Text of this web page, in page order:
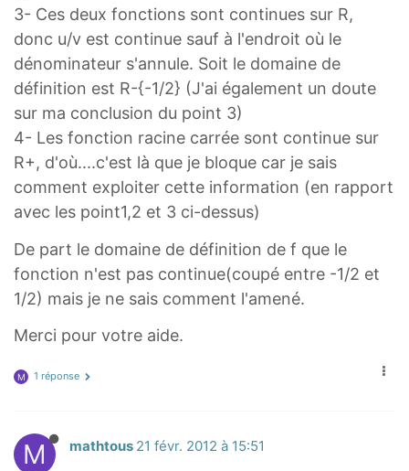
,
∞
D
]
-
3- Ces deux fonctions sont continues sur R,
donc u/v est continue sauf à l'endroit où le
dénominateur s'annule. Soit le domaine de
définition est R-{-1/2} (J'ai également un doute
sur ma conclusion du point 3)
4- Les fonction racine carrée sont continue sur
R+, d'où....c'est là que je bloque car je sais
comment exploiter cette information (en rapport
avec les point1,2 et 3 ci-dessus)
De part le domaine de définition de f que le
fonction n'est pas continue(coupé entre -1/2 et
1/2) mais je ne sais comment l'amené.
Merci pour votre aide.
M 1 réponse
M mathtous 21 févr. 2012 à 15:51